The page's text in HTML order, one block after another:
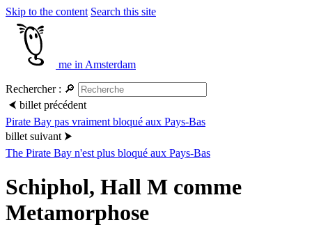
Skip to the content Search this site
me in Amsterdam
Rechercher : 🔎
⮜ billet précédent
Pirate Bay pas vraiment bloqué aux Pays-Bas
billet suivant ⮞
The Pirate Bay n'est plus bloqué aux Pays-Bas
Schiphol, Hall M comme
Metamorphose